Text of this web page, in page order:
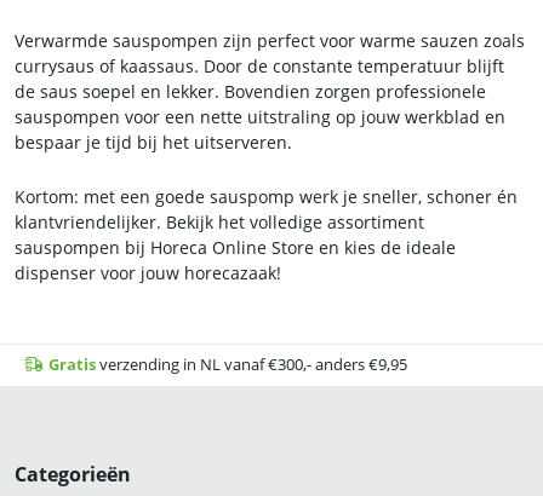
Verwarmde sauspompen zijn perfect voor warme sauzen zoals
currysaus of kaassaus. Door de constante temperatuur blijft
de saus soepel en lekker. Bovendien zorgen professionele
sauspompen voor een nette uitstraling op jouw werkblad en
bespaar je tijd bij het uitserveren.
Kortom: met een goede sauspomp werk je sneller, schoner én
klantvriendelijker. Bekijk het volledige assortiment
sauspompen bij Horeca Online Store en kies de ideale
dispenser voor jouw horecazaak!
Gratisverzending in NL vanaf €300,- anders €9,95
Categorieën